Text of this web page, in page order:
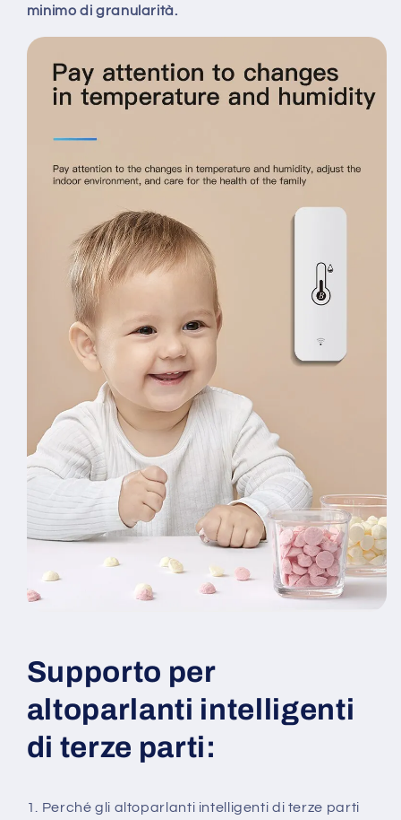
minimo di granularità.
Supporto per
altoparlanti intelligenti
di terze parti:
1. Perché gli altoparlanti intelligenti di terze parti